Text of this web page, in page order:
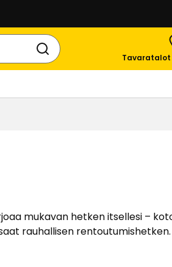
Tavaratalot
mukavan hetken itsellesi –
rauhallisen